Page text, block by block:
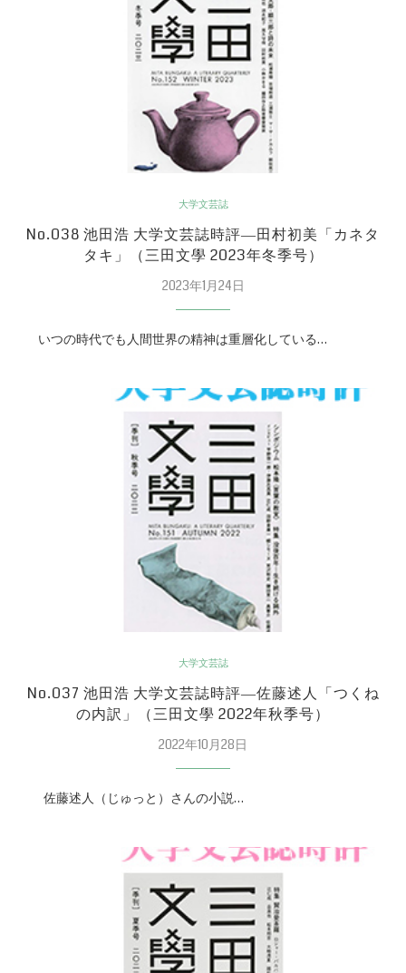
大学文芸誌
No.038 池田浩 大学文芸誌時評―田村初美「カネタ
タキ」（三田文學 2023年冬季号）
2023年1月24日
いつの時代でも人間世界の精神は重層化している…
大学文芸誌
No.037 池田浩 大学文芸誌時評―佐藤述人「つくね
の内訳」（三田文學 2022年秋季号）
2022年10月28日
佐藤述人（じゅっと）さんの小説…